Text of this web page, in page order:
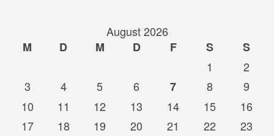
August 2026
M
D M D F S
S
1
2
3
4 5 6 7 8
9
10
11 12 13 14 15
16
17
18 19 20 21 22 23